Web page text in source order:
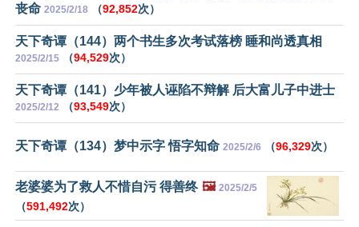
丧命 2025/2/18 （92,852次）
天下奇谭（144）两个书生多次考试落榜 睡和尚透真相
2025/2/15 （94,529次）
天下奇谭（141）少年被人诬陷不辩解 后大富儿子中进士
2025/2/12 （93,549次）
天下奇谭（134）梦中示字 悟字知命 2025/2/6 （96,329次）
老婆婆为了救人不惜自污 得善终 🖼️ 2025/2/5
（591,492次）